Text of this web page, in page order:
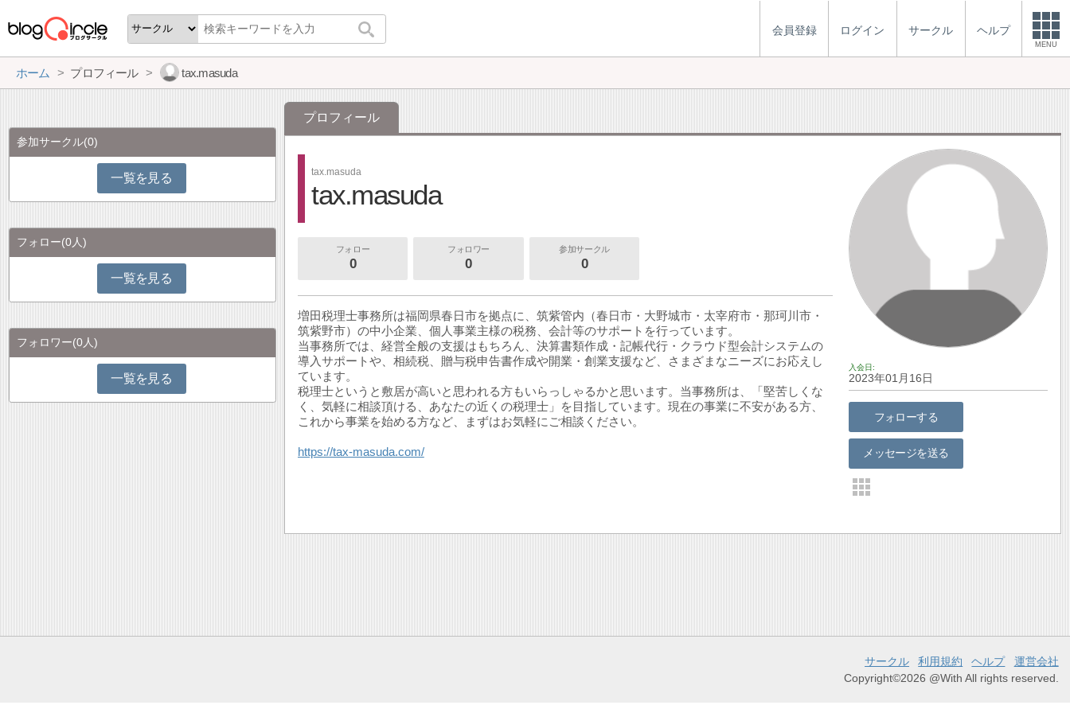
会員登録 ログイン サークル ヘルプ
MENU
ホーム プロフィール tax.masuda
プロフィール
tax.masuda
tax.masuda
フォロー
0
フォロワー
0
参加サークル
0
入会日
2023年01月16日
フォローする
メッセージを送る
増田税理士事務所は福岡県春日市を拠点に、筑紫管内（春日市・大野城市・太宰府市・那珂川市・
筑紫野市）の中小企業、個人事業主様の税務、会計等のサポートを行っています。
当事務所では、経営全般の支援はもちろん、決算書類作成・記帳代行・クラウド型会計システムの
導入サポートや、相続税、贈与税申告書作成や開業・創業支援など、さまざまなニーズにお応えし
ています。
税理士というと敷居が高いと思われる方もいらっしゃるかと思います。当事務所は、「堅苦しくな
く、気軽に相談頂ける、あなたの近くの税理士」を目指しています。現在の事業に不安がある方、
これから事業を始める方など、まずはお気軽にご相談ください。
https://tax-masuda.com/
参加サークル(0)
一覧を見る
フォロー(0人)
一覧を見る
フォロワー(0人)
一覧を見る
サークル 利用規約 ヘルプ
運営会社
Copyright©2026 @With All rights reserved.